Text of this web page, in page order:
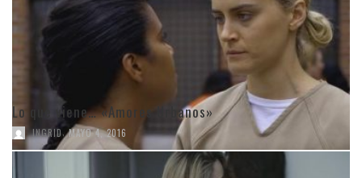
Lo que viene… «Amores Urbanos»
INGRID, MAYO 4, 2016